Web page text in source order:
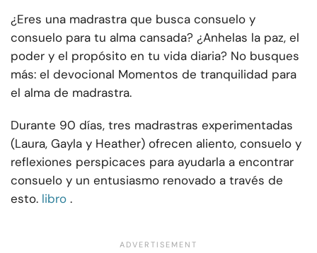
¿Eres una madrastra que busca consuelo y
consuelo para tu alma cansada? ¿Anhelas la paz, el
poder y el propósito en tu vida diaria? No busques
más: el devocional Momentos de tranquilidad para
el alma de madrastra.
Durante 90 días, tres madrastras experimentadas
(Laura, Gayla y Heather) ofrecen aliento, consuelo y
reflexiones perspicaces para ayudarla a encontrar
consuelo y un entusiasmo renovado a través de
esto. libro .